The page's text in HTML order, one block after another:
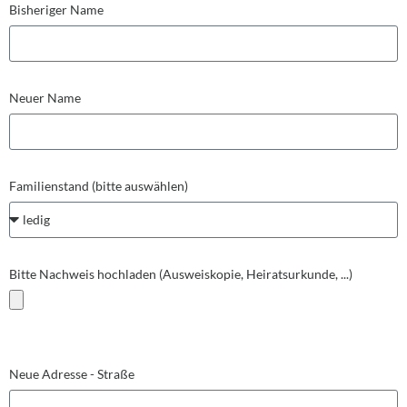
Bisheriger Name
Neuer Name
Familienstand (bitte auswählen)
Bitte Nachweis hochladen (Ausweiskopie, Heiratsurkunde, ...)
Neue Adresse - Straße